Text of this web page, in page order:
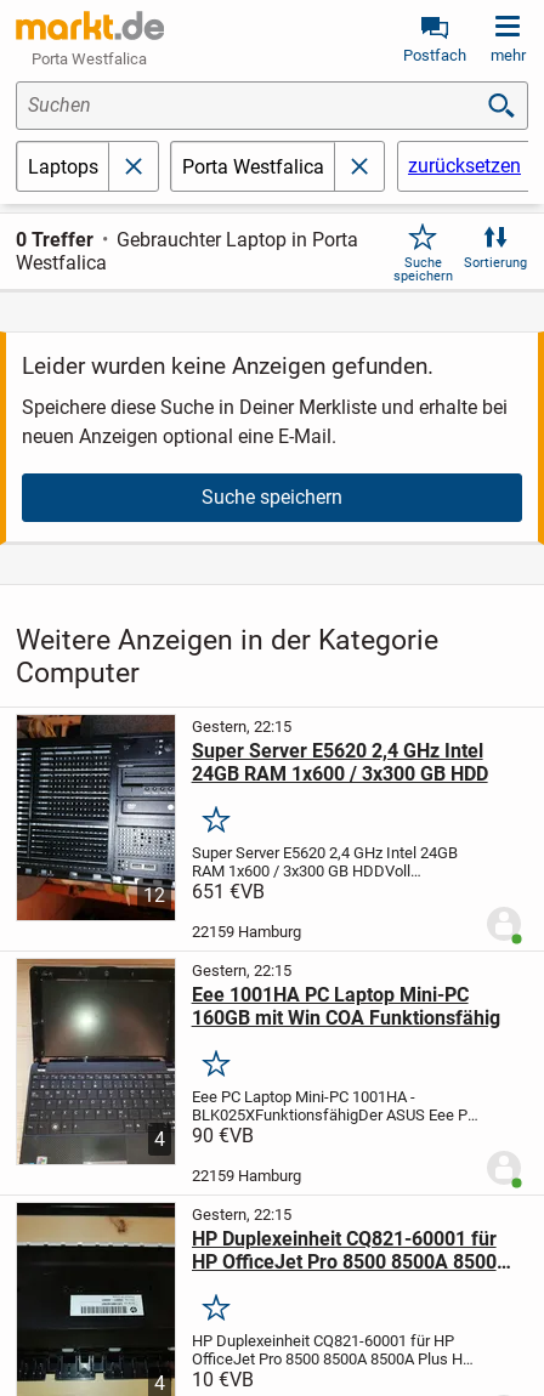
Porta Westfalica Postfach mehr
Suchen
Laptops schließenPorta Westfalica schließenzurücksetzen
0 Treffer
Gebrauchter Laptop in Porta
Westfalica
Suche
speichern
Sortierung
Leider wurden keine Anzeigen gefunden.
Speichere diese Suche in Deiner Merkliste und erhalte bei
neuen Anzeigen optional eine E-Mail.
Suche speichern
Weitere Anzeigen in der Kategorie
Computer
12
Gestern, 22:15
Super Server E5620 2,4 GHz Intel
24GB RAM 1x600 / 3x300 GB HDD
Merken
Super Server E5620 2,4 GHz Intel 24GB
RAM 1x600 / 3x300 GB HDDVoll
funktionsfähig!
Intel SC5600BRP 5U Server Chassis
(Aktive 4-Drive Expander...
651 €VB
22159 Hamburg
4
Gestern, 22:15
Eee 1001HA PC Laptop Mini-PC
160GB mit Win COA Funktionsfähig
Merken
Eee PC Laptop Mini-PC 1001HA -
BLK025XFunktionsfähigDer ASUS Eee PC
1001HA 25,7cm/10.1 Zoll (160 GB, Intel
ist ein Laptop mit einer integrierten 0,3
90 €VB
22159 Hamburg
4
Gestern, 22:15
HP Duplexeinheit CQ821-60001 für
HP OfficeJet Pro 8500 8500A 8500A
Merken
HP Duplexeinheit CQ821-60001 für HP
OfficeJet Pro 8500 8500A 8500A Plus HP
Duplexer Duplexeinheit CQ821-60001 für
10 €VB